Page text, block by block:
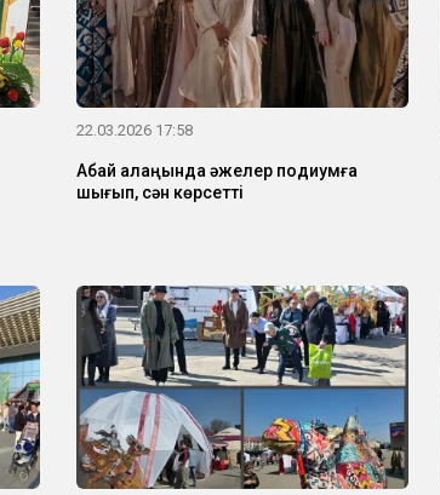
22.03.2026 17:58
Абай алаңында әжелер подиумға
шығып, сән көрсетті